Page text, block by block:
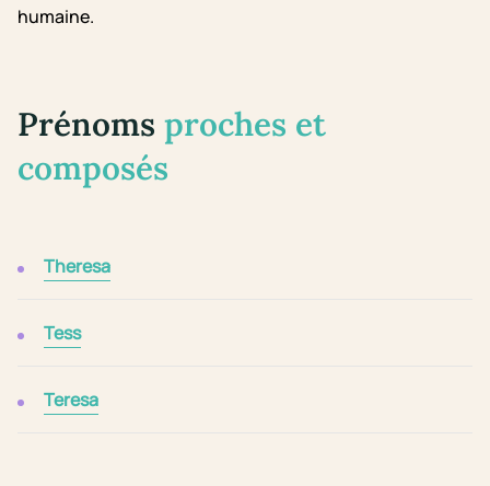
humaine.
Prénoms proches et
composés
Theresa
Tess
Teresa